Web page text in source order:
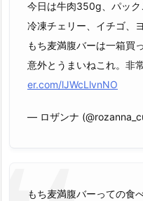
今日は牛肉350g、パック
冷凍チェリー、イチゴ、
もち麦満腹バーは一箱買
意外とうまいねこれ。非
er.com/lJWcLlvnNO
— ロザンナ
もち麦満腹バーっての食